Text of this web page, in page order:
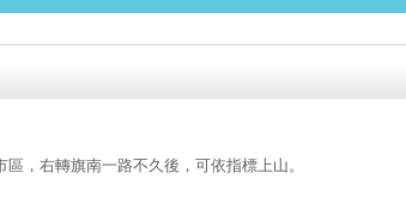
，右轉旗南一路不久後，可依指標上山。